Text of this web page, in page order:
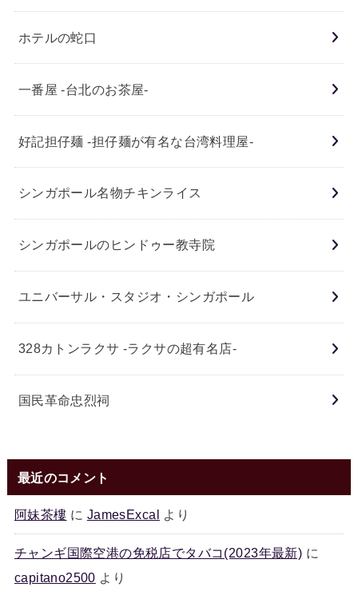
ホテルの蛇口
一番屋 -台北のお茶屋-
好記担仔麺 -担仔麺が有名な台湾料理屋-
シンガポール名物チキンライス
シンガポールのヒンドゥー教寺院
ユニバーサル・スタジオ・シンガポール
328カトンラクサ -ラクサの超有名店-
国民革命忠烈祠
最近のコメント
阿妹茶樓 に JamesExcal より
チャンギ国際空港の免税店でタバコ(2023年最新) に
capitano2500 より